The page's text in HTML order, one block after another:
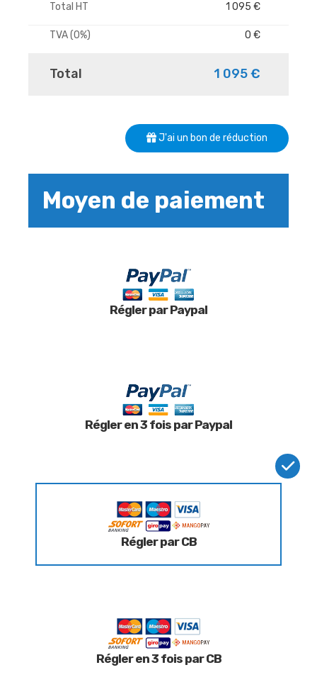
Total HT 1 095 €
TVA (0%) 0 €
Total 1 095 €
J'ai un bon de réduction
Moyen de paiement
Régler par Paypal
Régler en 3 fois par Paypal
Régler par CB
Régler en 3 fois par CB